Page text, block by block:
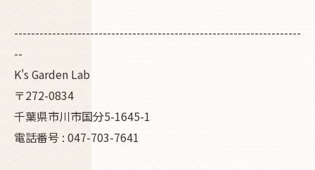
--------------------------------------------------------------------
--
K's Garden Lab
〒272-0834
千葉県市川市国分5-1645-1
電話番号 : 047-703-7641